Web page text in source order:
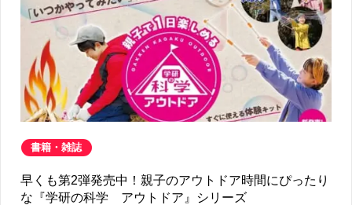
書籍・雑誌
早くも第2弾発売中！親子のアウトドア時間にぴったり
な『学研の科学 アウトドア』シリーズ